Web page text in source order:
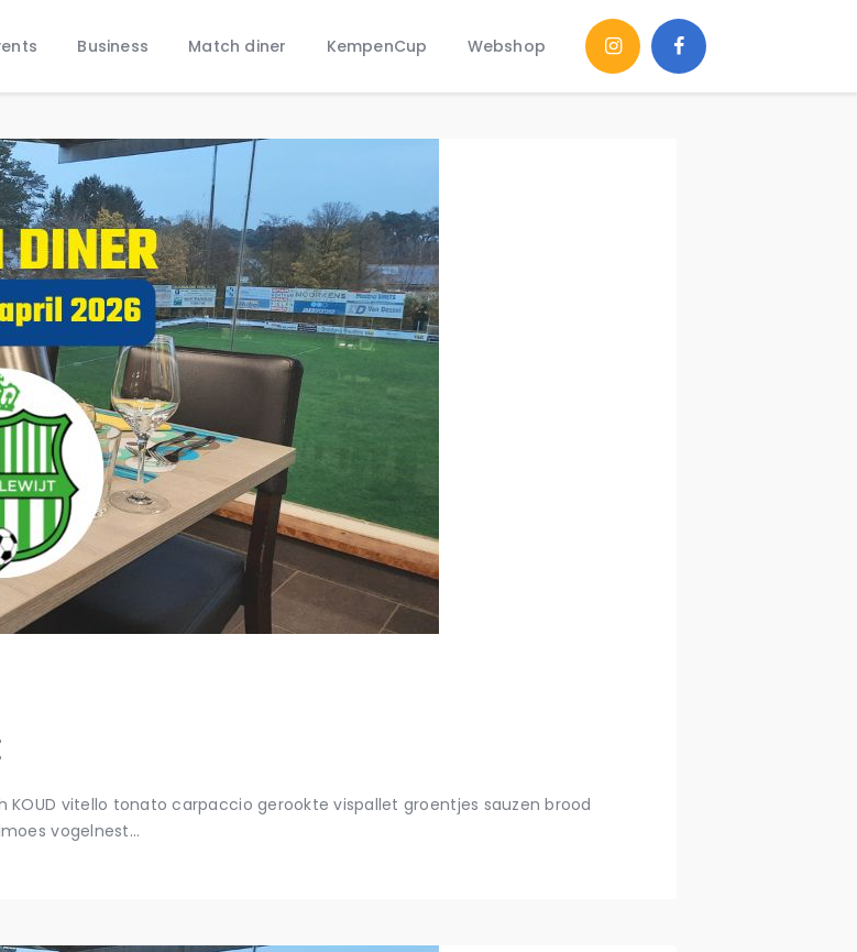
Business Match diner KempenCup Webshop
KOUD vitello tonato carpaccio gerookte vispallet groentjes sauzen brood
vogelnest…